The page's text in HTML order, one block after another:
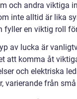
och andra viktiga
inte alltid är lika
fyller en viktig roll
av lucka är
att komma åt
och elektriska
varierande från